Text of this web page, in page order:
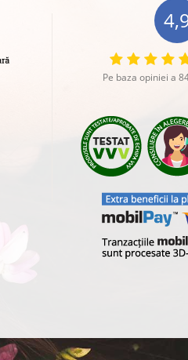
Pe baza opiniei a